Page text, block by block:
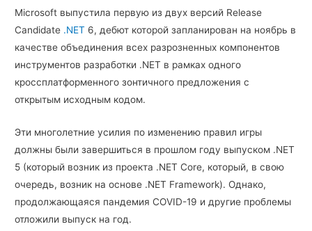
Microsoft выпустила первую из двух версий Release
Candidate .NET 6, дебют которой запланирован на ноябрь в
качестве объединения всех разрозненных компонентов
инструментов разработки .NET в рамках одного
кроссплатформенного зонтичного предложения с
открытым исходным кодом.
Эти многолетние усилия по изменению правил игры
должны были завершиться в прошлом году выпуском .NET
5 (который возник из проекта .NET Core, который, в свою
очередь, возник на основе .NET Framework). Однако,
продолжающаяся пандемия COVID-19 и другие проблемы
отложили выпуск на год.